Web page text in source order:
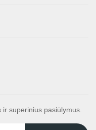
superinius pasiūlymus.